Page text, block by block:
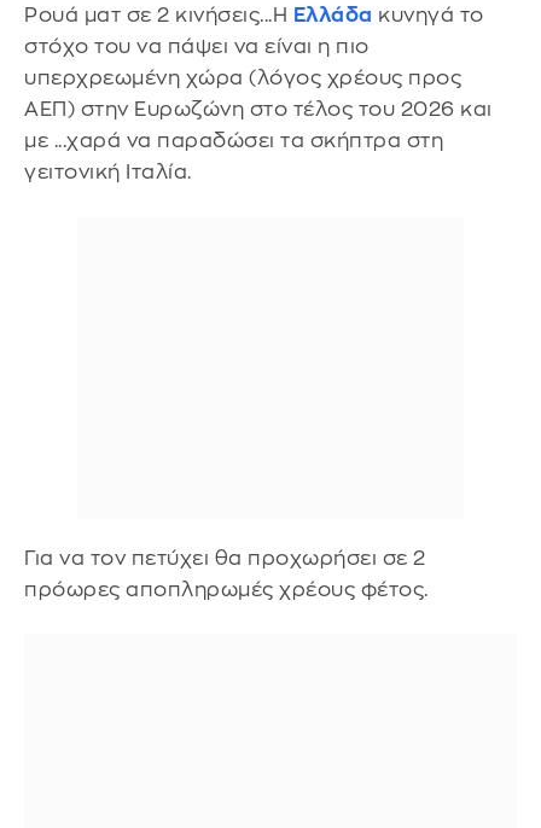
Ρουά ματ σε 2 κινήσεις...Η Ελλάδα κυνηγά το
στόχο του να πάψει να είναι η πιο
υπερχρεωμένη χώρα (λόγος χρέους προς
ΑΕΠ) στην Ευρωζώνη στο τέλος του 2026 και
με ...χαρά να παραδώσει τα σκήπτρα στη
γειτονική Ιταλία.
Για να τον πετύχει θα προχωρήσει σε 2
πρόωρες αποπληρωμές χρέους φέτος.